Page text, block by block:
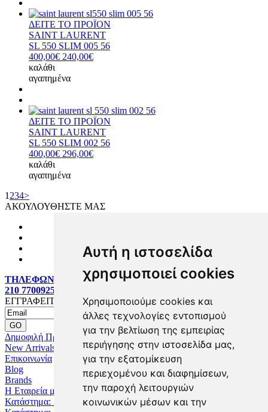
Αυτή η ιστοσελίδα
χρησιμοποιεί cookies
Χρησιμοποιούμε cookies και
άλλες τεχνολογίες εντοπισμού
για την βελτίωση της εμπειρίας
περιήγησης στην ιστοσελίδα μας,
για την εξατομίκευση
περιεχομένου και διαφημίσεων,
την παροχή λειτουργιών
κοινωνικών μέσων και την
ΔΕΙΤΕ ΤΟ ΠΡΟΪΟΝ
SAINT LAURENT
SL 550 SLIM 005 56
400,00€ 240,00€
καλάθι
αγαπημένα
ΔΕΙΤΕ ΤΟ ΠΡΟΪΟΝ
SAINT LAURENT
SL 550 SLIM 002 56
400,00€ 296,00€
καλάθι
αγαπημένα
1 234>
ΑΚΟΥΛΟΥΘΗΣΤΕ ΜΑΣ
ΤΗΛΕΦΩΝΙΚΕΣ ΠΑΡΑΓΓΕΛΙΕΣ:
210 7700925
ΕΓΓΡΑΦΕΙΤΕ MAILING LIST
Δημοφιλή Προϊόντα
New Arrivals
Επικοινωνία
Blog
Brands
Η Εταιρεία μας
Κατάστημα: Ζωγράφου